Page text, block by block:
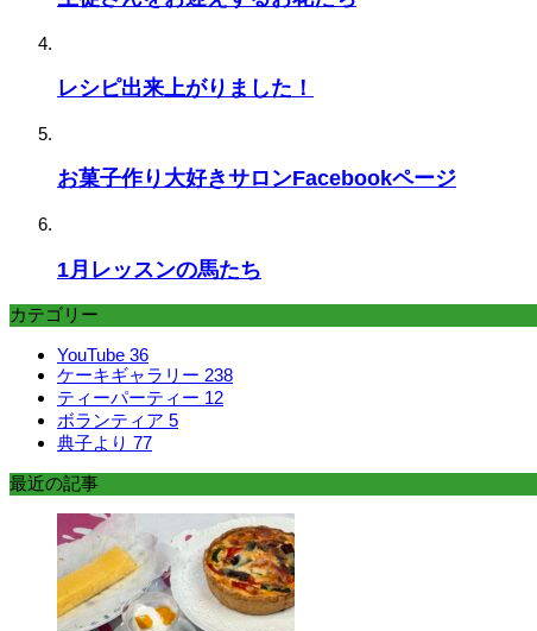
レシピ出来上がりました！
お菓子作り大好きサロンFacebookページ
1月レッスンの馬たち
カテゴリー
YouTube 36
ケーキギャラリー 238
ティーパーティー 12
ボランティア 5
典子より 77
最近の記事